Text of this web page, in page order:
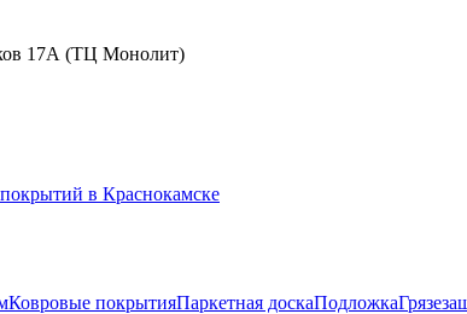
17А (ТЦ Монолит)
в Краснокамске
Ковровые покрытияПаркетная доскаПодложка